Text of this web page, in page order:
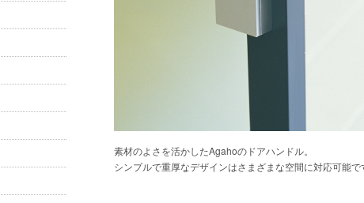
素材のよさを活かしたAgahoのドアハンドル。
シンプルで重厚なデザインはさまざまな空間に対応可能で